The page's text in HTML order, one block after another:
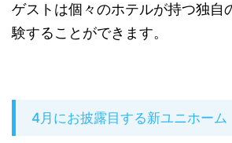
ゲストは個々のホテルが持つ独自
験することができます。
4月にお披露目する新ユニホーム